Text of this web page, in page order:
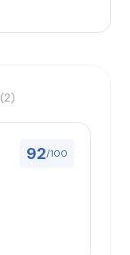
(2)
92/100